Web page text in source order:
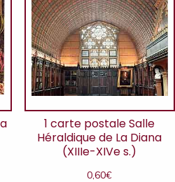
1 carte postale Salle
Héraldique de La Diana
(XIIIe-XIVe s.)
0,60€